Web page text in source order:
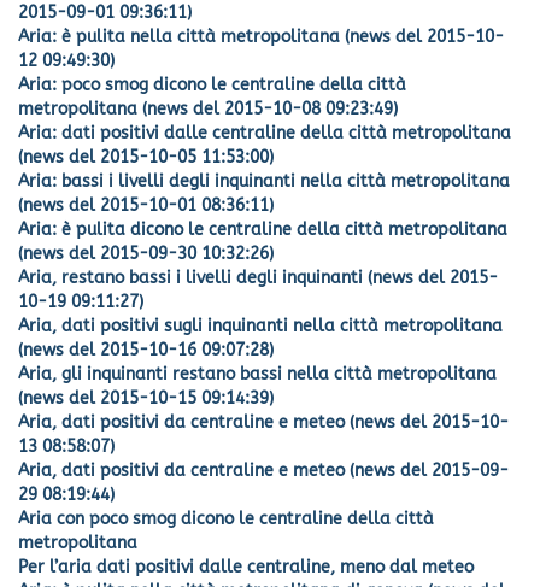
2015-09-01 09:36:11)
Aria: è pulita nella città metropolitana (news del 2015-10-
12 09:49:30)
Aria: poco smog dicono le centraline della città
metropolitana (news del 2015-10-08 09:23:49)
Aria: dati positivi dalle centraline della città metropolitana
(news del 2015-10-05 11:53:00)
Aria: bassi i livelli degli inquinanti nella città metropolitana
(news del 2015-10-01 08:36:11)
Aria: è pulita dicono le centraline della città metropolitana
(news del 2015-09-30 10:32:26)
Aria, restano bassi i livelli degli inquinanti (news del 2015-
10-19 09:11:27)
Aria, dati positivi sugli inquinanti nella città metropolitana
(news del 2015-10-16 09:07:28)
Aria, gli inquinanti restano bassi nella città metropolitana
(news del 2015-10-15 09:14:39)
Aria, dati positivi da centraline e meteo (news del 2015-10-
13 08:58:07)
Aria, dati positivi da centraline e meteo (news del 2015-09-
29 08:19:44)
Aria con poco smog dicono le centraline della città
metropolitana
Per l’aria dati positivi dalle centraline, meno dal meteo